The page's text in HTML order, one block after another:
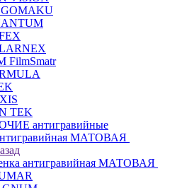
FilmSmatr
TEK
антигравийные
МАТОВАЯ
антигравийная МАТОВАЯ